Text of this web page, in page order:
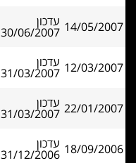
14/05/2007 עדכון
30/06/2007
12/03/2007 עדכון
31/03/2007
22/01/2007 עדכון
31/03/2007
18/09/2006 עדכון
31/12/2006